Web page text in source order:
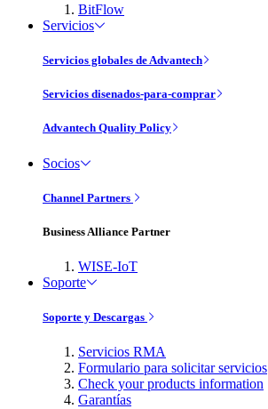
BitFlow
Servicios
Servicios globales de Advantech
Servicios disenados-para-comprar
Advantech Quality Policy
Socios
Channel Partners
Business Alliance Partner
WISE-IoT
Soporte
Soporte y Descargas
Servicios RMA
Formulario para solicitar servicios
Check your products information
Garantías